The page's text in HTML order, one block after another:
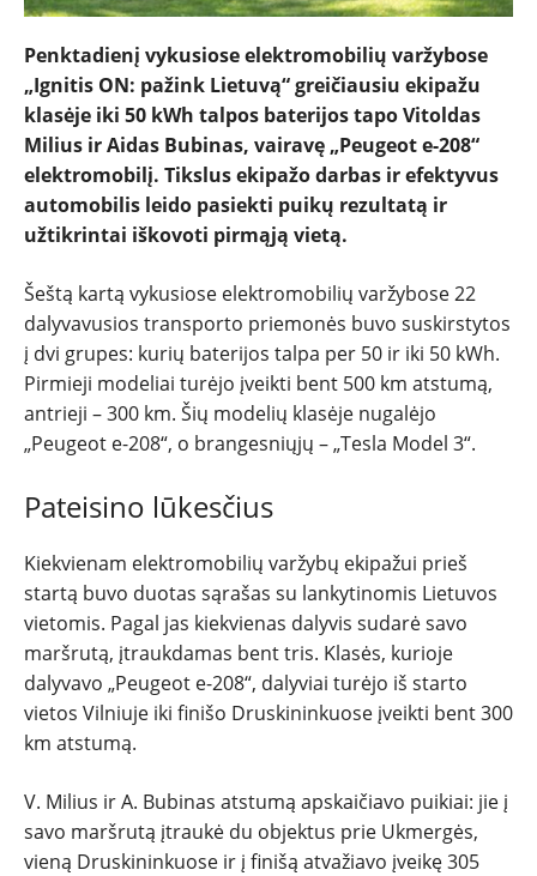
TESTAI
NAUJI
NAUDOTI
REPORTAŽAI
SPORTAS
PATARIMAI
ĮVAIRENYBĖS
Penktadienį vykusiose elektromobilių varžybose
„Ignitis ON: pažink Lietuvą“ greičiausiu ekipažu
klasėje iki 50 kWh talpos baterijos tapo Vitoldas
Milius ir Aidas Bubinas, vairavę „Peugeot e-208“
elektromobilį. Tikslus ekipažo darbas ir efektyvus
automobilis leido pasiekti puikų rezultatą ir
užtikrintai iškovoti pirmąją vietą.
Šeštą kartą vykusiose elektromobilių varžybose 22
dalyvavusios transporto priemonės buvo suskirstytos
į dvi grupes: kurių baterijos talpa per 50 ir iki 50 kWh.
Pirmieji modeliai turėjo įveikti bent 500 km atstumą,
antrieji – 300 km. Šių modelių klasėje nugalėjo
„Peugeot e-208“, o brangesniųjų – „Tesla Model 3“.
Pateisino lūkesčius
Kiekvienam elektromobilių varžybų ekipažui prieš
startą buvo duotas sąrašas su lankytinomis Lietuvos
vietomis. Pagal jas kiekvienas dalyvis sudarė savo
maršrutą, įtraukdamas bent tris. Klasės, kurioje
dalyvavo „Peugeot e-208“, dalyviai turėjo iš starto
vietos Vilniuje iki finišo Druskininkuose įveikti bent 300
km atstumą.
V. Milius ir A. Bubinas atstumą apskaičiavo puikiai: jie į
savo maršrutą įtraukė du objektus prie Ukmergės,
vieną Druskininkuose ir į finišą atvažiavo įveikę 305